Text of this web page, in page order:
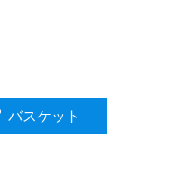
バスケット